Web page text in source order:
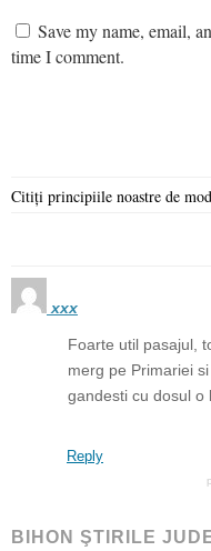
Save my name, email,
time I comment.
Citiți principiile noastre de
xxx
Foarte util pasajul,
merg pe Primariei
gandesti cu dosul o
Reply
BIHON ŞTIRILE